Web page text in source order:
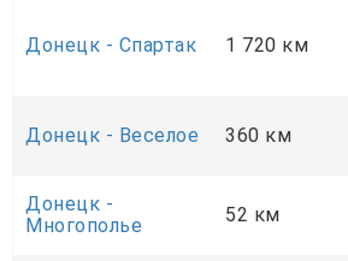
Донецк - Спартак 1 720 км
Донецк - Веселое 360 км
Донецк -
Многополье
52 км